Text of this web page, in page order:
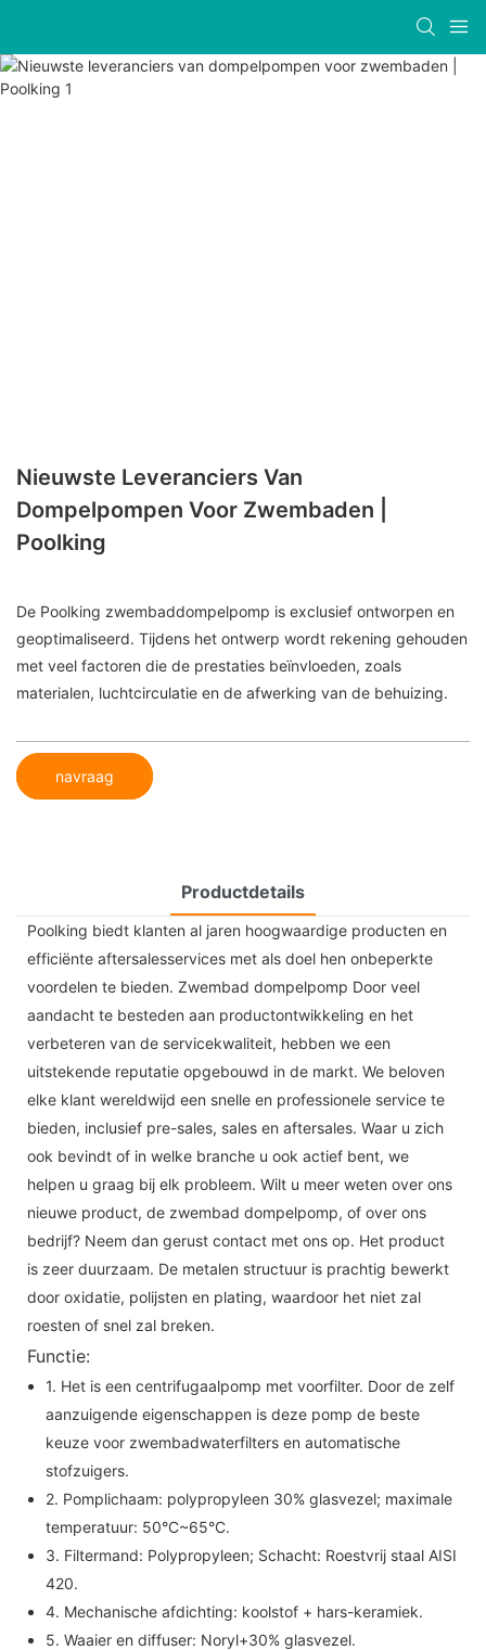
Nieuwste Leveranciers Van
Dompelpompen Voor Zwembaden |
Poolking
De Poolking zwembaddompelpomp is exclusief ontworpen en
geoptimaliseerd. Tijdens het ontwerp wordt rekening gehouden
met veel factoren die de prestaties beïnvloeden, zoals
materialen, luchtcirculatie en de afwerking van de behuizing.
navraag
Productdetails
Poolking biedt klanten al jaren hoogwaardige producten en
efficiënte aftersalesservices met als doel hen onbeperkte
voordelen te bieden. Zwembad dompelpomp Door veel
aandacht te besteden aan productontwikkeling en het
verbeteren van de servicekwaliteit, hebben we een
uitstekende reputatie opgebouwd in de markt. We beloven
elke klant wereldwijd een snelle en professionele service te
bieden, inclusief pre-sales, sales en aftersales. Waar u zich
ook bevindt of in welke branche u ook actief bent, we
helpen u graag bij elk probleem. Wilt u meer weten over ons
nieuwe product, de zwembad dompelpomp, of over ons
bedrijf? Neem dan gerust contact met ons op. Het product
is zeer duurzaam. De metalen structuur is prachtig bewerkt
door oxidatie, polijsten en plating, waardoor het niet zal
roesten of snel zal breken.
Functie:
1. Het is een centrifugaalpomp met voorfilter. Door de zelf
aanzuigende eigenschappen is deze pomp de beste
keuze voor zwembadwaterfilters en automatische
stofzuigers.
2. Pomplichaam: polypropyleen 30% glasvezel; maximale
temperatuur: 50°C~65°C.
3. Filtermand: Polypropyleen; Schacht: Roestvrij staal AISI
420.
4. Mechanische afdichting: koolstof + hars-keramiek.
5. Waaier en diffuser: Noryl+30% glasvezel.